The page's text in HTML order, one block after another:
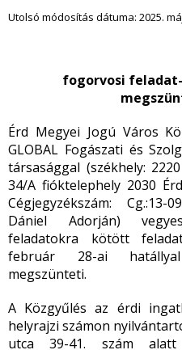
Utolsó módosítás dátuma: 2025.
fogorvosi
Érd Megyei Jogú Város
GLOBAL Fogászati és
társasággal (székhely:
34/A fióktelephely 2030
Cégjegyzékszám: Cg.:13-
Dániel Adorján)
feladatokra kötött
február 28-ai
megszünteti.
A Közgyűlés az érdi
helyrajzi számon
utca 39-41. szám alatt